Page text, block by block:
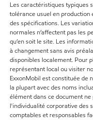
Les caractéristiques typiques
tolérance usuel en
des spécifications. Les
normales n’affectent pas les
qu’en soit le site. Les
à changement sans avis
disponibles localement. Pour
représentant local ou visiter
ExxonMobil est constituée de
la plupart avec des noms
élément dans ce document
l'individualité corporative des
comptables et responsables